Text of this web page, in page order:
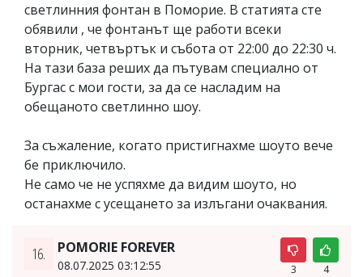
светлинния фонтан в Поморие. В статията сте
обявили , че фонтанът ще работи всеки
вторник, четвъртък и събота от 22:00 до 22:30 ч.
На тази база реших да пътувам специално от
Бургас с мои гости, за да се насладим на
обещаното светлинно шоу.
За съжаление, когато пристигнахме шоуто вече
бе приключило.
Не само че не успяхме да видим шоуто, но
останахме с усещането за излъгани очаквания.
16. POMORIE FOREVER
08.07.2025 03:12:55 3 4